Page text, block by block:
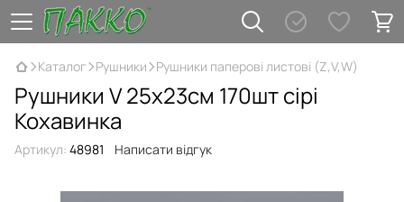
Каталог Рушники Рушники паперові листові (Z,V,W)
Рушники V 25х23см 170шт сірі
Кохавинка
Артикул: 48981 Написати відгук